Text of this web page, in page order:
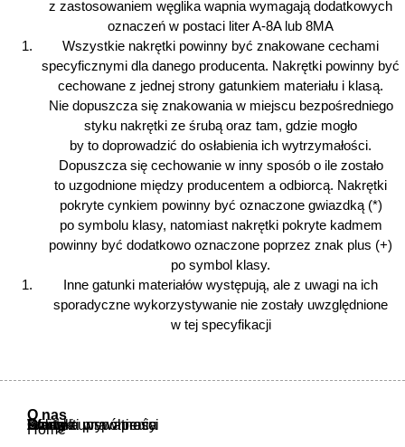
z zastosowaniem węglika wapnia wymagają dodatkowych
oznaczeń w postaci liter A-8A lub 8MA
Wszystkie nakrętki powinny być znakowane cechami
specyficznymi dla danego producenta. Nakrętki powinny być
cechowane z jednej strony gatunkiem materiału i klasą.
Nie dopuszcza się znakowania w miejscu bezpośredniego
styku nakrętki ze śrubą oraz tam, gdzie mogło
by to doprowadzić do osłabienia ich wytrzymałości.
Dopuszcza się cechowanie w inny sposób o ile zostało
to uzgodnione między producentem a odbiorcą. Nakrętki
pokryte cynkiem powinny być oznaczone gwiazdką (*)
po symbolu klasy, natomiast nakrętki pokryte kadmem
powinny być dodatkowo oznaczone poprzez znak plus (+)
po symbol klasy.
Inne gatunki materiałów występują, ale z uwagi na ich
sporadyczne wykorzystywanie nie zostały uwzględnione
w tej specyfikacji
O nas
Home
O nas
Oferta
Atesty i uprawnienia
Warunki współpracy
Polityka prywatności
Kontakt